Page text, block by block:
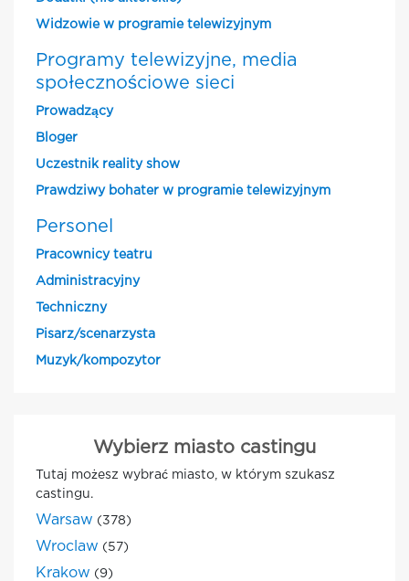
Widzowie w programie telewizyjnym
Programy telewizyjne, media
społecznościowe sieci
Prowadzący
Bloger
Uczestnik reality show
Prawdziwy bohater w programie telewizyjnym
Personel
Pracownicy teatru
Administracyjny
Techniczny
Pisarz/scenarzysta
Muzyk/kompozytor
Wybierz miasto castingu
Tutaj możesz wybrać miasto, w którym szukasz
castingu.
Warsaw (378)
Wroclaw (57)
Krakow (9)